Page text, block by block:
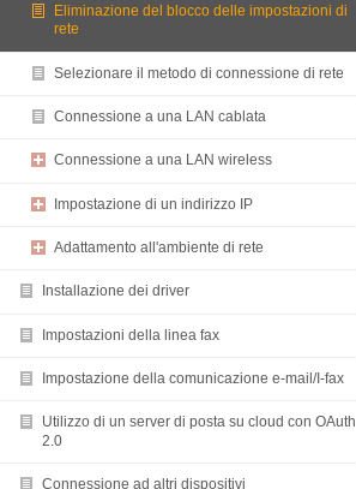
Eliminazione del blocco delle impostazioni di
rete
Selezionare il metodo di connessione di rete
Connessione a una LAN cablata
Connessione a una LAN wireless
Impostazione di un indirizzo IP
Adattamento all'ambiente di rete
Installazione dei driver
Impostazioni della linea fax
Impostazione della comunicazione e-mail/I-fax
Utilizzo di un server di posta su cloud con OAuth
2.0
Connessione ad altri dispositivi